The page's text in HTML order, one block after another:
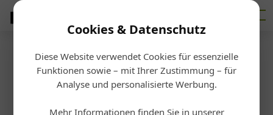
Cookies & Datenschutz
Diese Website verwendet Cookies für essenzielle
Funktionen sowie – mit Ihrer Zustimmung – für
Analyse und personalisierte Werbung.
Mehr Informationen finden Sie in unserer
Startseite Planen
Raumteiler
Trennwandsystem aus Metall